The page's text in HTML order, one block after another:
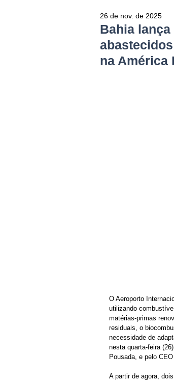
Bahia
na América
26 de nov. de 2025
O Aeroporto
utilizando
matérias-primas
residuais, o
necessidade de
nesta quarta-feira
Pousada, e pelo
A partir de agora,